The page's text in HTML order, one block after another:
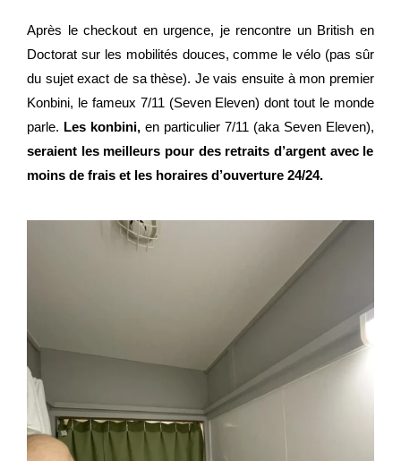
Après le checkout en urgence, je rencontre un British en
Doctorat sur les mobilités douces, comme le vélo (pas sûr
du sujet exact de sa thèse). Je vais ensuite à mon premier
Konbini, le fameux 7/11 (Seven Eleven) dont tout le monde
parle. Les konbini, en particulier 7/11 (aka Seven Eleven),
seraient les meilleurs pour des retraits d’argent avec le
moins de frais et les horaires d’ouverture 24/24.